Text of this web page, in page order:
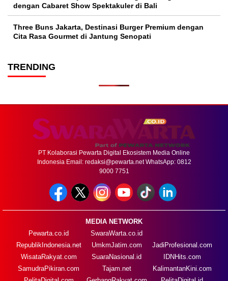
dengan Cabaret Show Spektakuler di Bali
Three Buns Jakarta, Destinasi Burger Premium dengan
Cita Rasa Gourmet di Jantung Senopati
TRENDING
PT Kolaborasi Pewarta Digital Ekosistem Media Online
Indonesia Email: redaksi@pewarta.netWhatsApp: 0812
9000 7751
MEDIA NETWORK
Pewarta.co.id
RepublikIndonesia.net
WisataRakyat.com
SamudraPikiran.com
SwaraWarta.co.id
UmkmJatim.com
SuaraNasional.id
Tajam.net
JadiProfesional.com
IDNHits.com
KalimantanKini.com